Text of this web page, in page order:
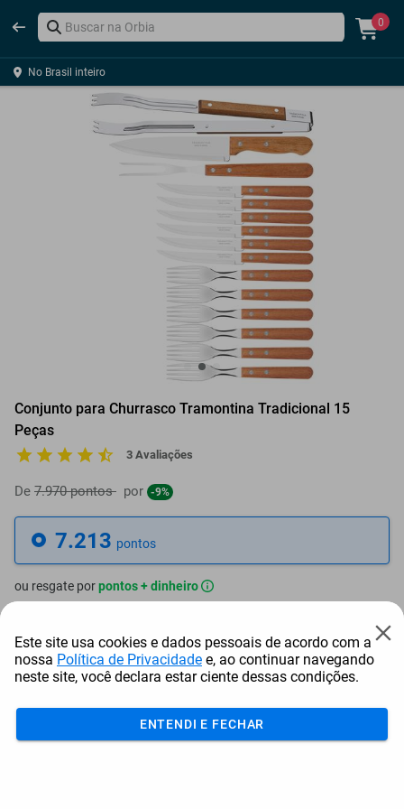
0
No Brasil inteiro
Conjunto para Churrasco Tramontina Tradicional 15
Peças
3 Avaliações
De 7.970 pontos por -9%
7.213 pontos
ou resgate porpontos + dinheiro
6.132 pontos + R$ 49,73
Este site usa cookies e dados pessoais de acordo com a
nossa Política de Privacidade e, ao continuar navegando
neste site, você declara estar ciente dessas condições.
ENTENDI E FECHAR